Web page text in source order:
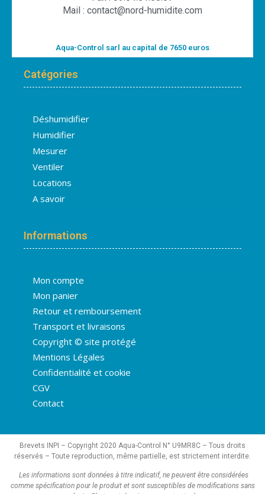
Mail : contact@nord-humidite.com
Aqua-Control sarl au capital de 7650 euros
Catégories
Déshumidifier
Humidifier
Mesurer
Ventiler
Locations
A savoir
Informations
Mon compte
Mon panier
Retour et remboursement
Transport et livraisons
Copyright © site protégé
Mentions Légales
Confidentialité et cookie
CGV
Contact
Brevets INPI – Copyright 2020 Aqua-Control N° U9MR8C – Tous droits
réservés – Toute reproduction, même partielle, est strictement interdite.
Les informations sont données à titre indicatif, ne peuvent être considérées
comme spécification pour le produit et sont susceptibles de modifications sans